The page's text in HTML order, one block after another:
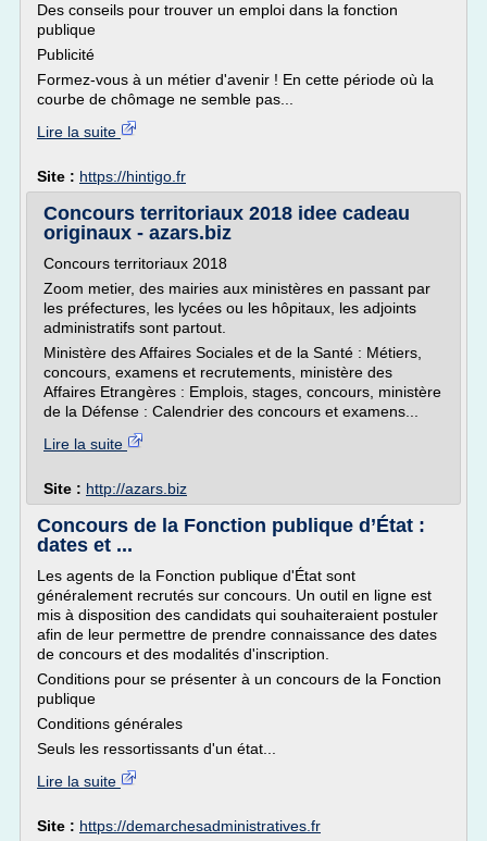
Des conseils pour trouver un emploi dans la fonction
publique
Publicité
Formez-vous à un métier d'avenir ! En cette période où la
courbe de chômage ne semble pas...
Lire la suite
Site : https://hintigo.fr
Concours territoriaux 2018 idee cadeau
originaux - azars.biz
Concours territoriaux 2018
Zoom metier, des mairies aux ministères en passant par
les préfectures, les lycées ou les hôpitaux, les adjoints
administratifs sont partout.
Ministère des Affaires Sociales et de la Santé : Métiers,
concours, examens et recrutements, ministère des
Affaires Etrangères : Emplois, stages, concours, ministère
de la Défense : Calendrier des concours et examens...
Lire la suite
Site : http://azars.biz
Concours de la Fonction publique d’État :
dates et ...
Les agents de la Fonction publique d'État sont
généralement recrutés sur concours. Un outil en ligne est
mis à disposition des candidats qui souhaiteraient postuler
afin de leur permettre de prendre connaissance des dates
de concours et des modalités d'inscription.
Conditions pour se présenter à un concours de la Fonction
publique
Conditions générales
Seuls les ressortissants d'un état...
Lire la suite
Site : https://demarchesadministratives.fr